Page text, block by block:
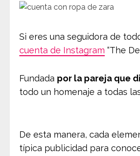
Si eres una seguidora de
cuenta de Instagram “The
Fundada por la pareja que
todo un homenaje a todas
De esta manera, cada
típica publicidad para